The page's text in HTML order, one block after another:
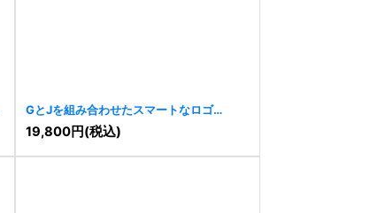
GとJを組み合わせたスマートなロゴ
[7825]
19,800円(税込)